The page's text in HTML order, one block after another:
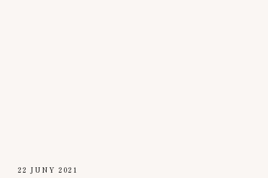
22 JUNY 2021